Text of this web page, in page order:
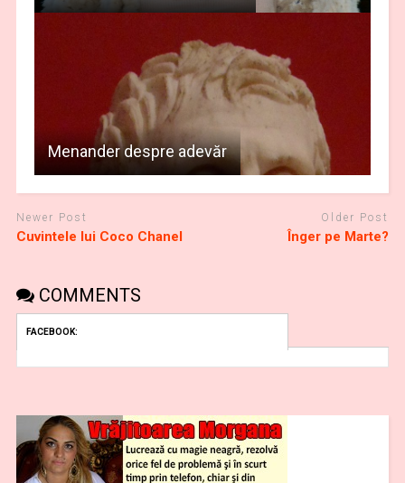
Menander despre adevăr
Newer Post
Cuvintele lui Coco Chanel
Older Post
Înger pe Marte?
COMMENTS
FACEBOOK: